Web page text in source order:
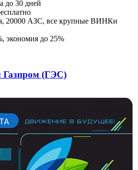
до 30 дней
20000 АЗС, все крупные ВИНКи
экономия до 25%
Газпром (ГЭС)